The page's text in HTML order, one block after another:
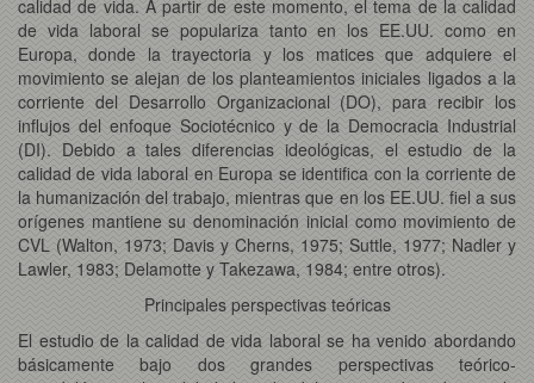
calidad de vida. A partir de este momento, el tema de la calidad
de vida laboral se populariza tanto en los EE.UU. como en
Europa, donde la trayectoria y los matices que adquiere el
movimiento se alejan de los planteamientos iniciales ligados a la
corriente del Desarrollo Organizacional (DO), para recibir los
influjos del enfoque Sociotécnico y de la Democracia Industrial
(DI). Debido a tales diferencias ideológicas, el estudio de la
calidad de vida laboral en Europa se identifica con la corriente de
la humanización del trabajo, mientras que en los EE.UU. fiel a sus
orígenes mantiene su denominación inicial como movimiento de
CVL (Walton, 1973; Davis y Cherns, 1975; Suttle, 1977; Nadler y
Lawler, 1983; Delamotte y Takezawa, 1984; entre otros).
Principales perspectivas teóricas
El estudio de la calidad de vida laboral se ha venido abordando
básicamente bajo dos grandes perspectivas teórico-